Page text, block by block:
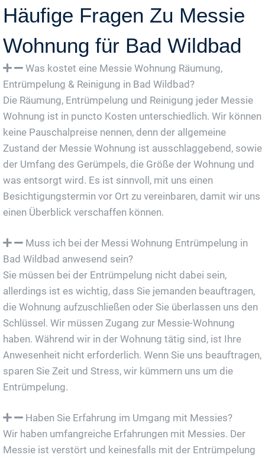
Häufige Fragen Zu Messie
Wohnung für Bad Wildbad
Was kostet eine Messie Wohnung Räumung,
Entrümpelung & Reinigung in Bad Wildbad?
Die Räumung, Entrümpelung und Reinigung jeder Messie
Wohnung ist in puncto Kosten unterschiedlich. Wir können
keine Pauschalpreise nennen, denn der allgemeine
Zustand der Messie Wohnung ist ausschlaggebend, sowie
der Umfang des Gerümpels, die Größe der Wohnung und
was entsorgt wird. Es ist sinnvoll, mit uns einen
Besichtigungstermin vor Ort zu vereinbaren, damit wir uns
einen Überblick verschaffen können.
Muss ich bei der Messi Wohnung Entrümpelung in
Bad Wildbad anwesend sein?
Sie müssen bei der Entrümpelung nicht dabei sein,
allerdings ist es wichtig, dass Sie jemanden beauftragen,
die Wohnung aufzuschließen oder Sie überlassen uns den
Schlüssel. Wir müssen Zugang zur Messie-Wohnung
haben. Während wir in der Wohnung tätig sind, ist Ihre
Anwesenheit nicht erforderlich. Wenn Sie uns beauftragen,
sparen Sie Zeit und Stress, wir kümmern uns um die
Entrümpelung.
Haben Sie Erfahrung im Umgang mit Messies?
Wir haben umfangreiche Erfahrungen mit Messies. Der
Messie ist verstört und keinesfalls mit der Entrümpelung